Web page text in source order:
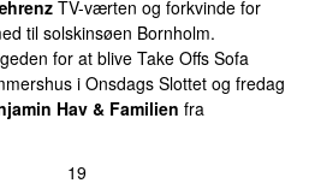
TV-værten og forkvinde for
til solskinsøen Bornholm.
for at blive Take Offs Sofa
i Onsdags Slottet og fredag
Hav & Familien fra
19